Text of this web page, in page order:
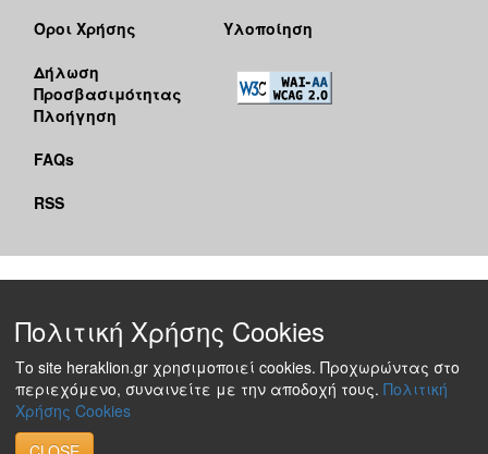
Όροι Χρήσης
Δήλωση
Προσβασιμότητας
Πλοήγηση
FAQs
RSS
Υλοποίηση
Πολιτική Χρήσης Cookies
Το site heraklion.gr χρησιμοποιεί cookies. Προχωρώντας στο
περιεχόμενο, συναινείτε με την αποδοχή τους. Πολιτική
Χρήσης Cookies